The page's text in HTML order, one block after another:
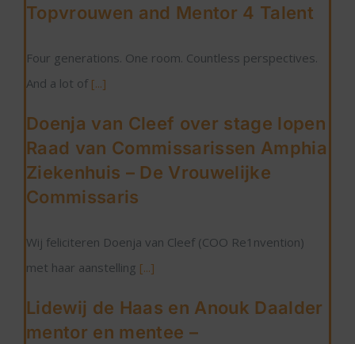
Topvrouwen and Mentor 4 Talent
Four generations. One room. Countless perspectives.
And a lot of[...]
Doenja van Cleef over stage lopen
Raad van Commissarissen Amphia
Ziekenhuis – De Vrouwelijke
Commissaris
Wij feliciteren Doenja van Cleef (COO Re1nvention)
met haar aanstelling [...]
Lidewij de Haas en Anouk Daalder
mentor en mentee –